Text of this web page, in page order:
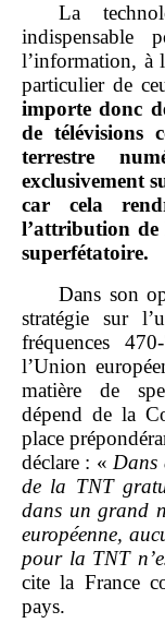
La
indispensable
l’information, à
particulier de
importe donc
de télévisions
terrestre
exclusivement
car cela
l’attribution de
superfétatoire.
Dans son
stratégie sur
fréquences
l’Union
matière de
dépend de la
place
déclare : «Dans
de la TNT
dans un grand
européenne,
pour la TNT
cite la France
pays.